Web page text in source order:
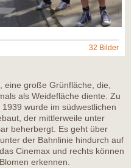
32 Bilder
eine große Grünfläche, die,
als Weidefläche diente. Zu
wurde im südwestlichen
der mittlerweile unter
beherbergt. Es geht über
der Bahnlinie hindurch auf
Cinemax und rechts können
erkennen.